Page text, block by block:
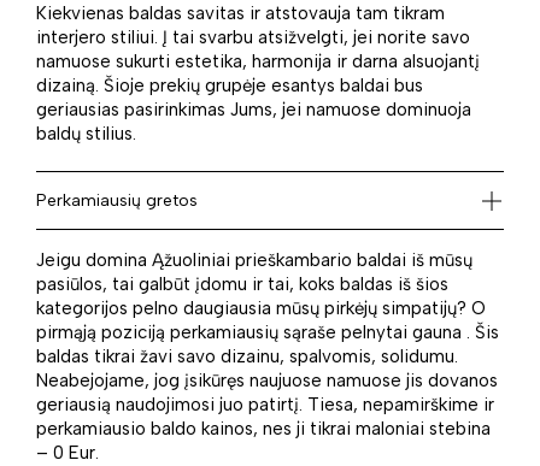
Kiekvienas baldas savitas ir atstovauja tam tikram
interjero stiliui. Į tai svarbu atsižvelgti, jei norite savo
namuose sukurti estetika, harmonija ir darna alsuojantį
dizainą. Šioje prekių grupėje esantys baldai bus
geriausias pasirinkimas Jums, jei namuose dominuoja
baldų stilius.
Perkamiausių gretos
Jeigu domina Ąžuoliniai prieškambario baldai iš mūsų
pasiūlos, tai galbūt įdomu ir tai, koks baldas iš šios
kategorijos pelno daugiausia mūsų pirkėjų simpatijų? O
pirmąją poziciją perkamiausių sąraše pelnytai gauna . Šis
baldas tikrai žavi savo dizainu, spalvomis, solidumu.
Neabejojame, jog įsikūręs naujuose namuose jis dovanos
geriausią naudojimosi juo patirtį. Tiesa, nepamirškime ir
perkamiausio baldo kainos, nes ji tikrai maloniai stebina
– 0 Eur.